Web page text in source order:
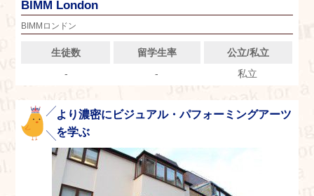
BIMM London
BIMMロンドン
生徒数 留学生率
公立/私立
-
- 私立
より濃密にビジュアル・パフォーミングアーツ
を学ぶ